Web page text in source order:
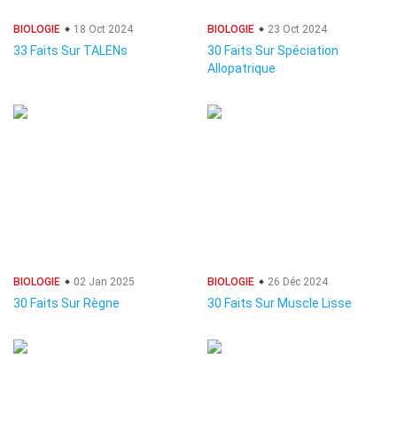
BIOLOGIE 18 Oct 2024
33 Faits Sur TALENs
BIOLOGIE 23 Oct 2024
30 Faits Sur Spéciation
Allopatrique
BIOLOGIE 02 Jan 2025
30 Faits Sur Règne
BIOLOGIE 26 Déc 2024
30 Faits Sur Muscle Lisse